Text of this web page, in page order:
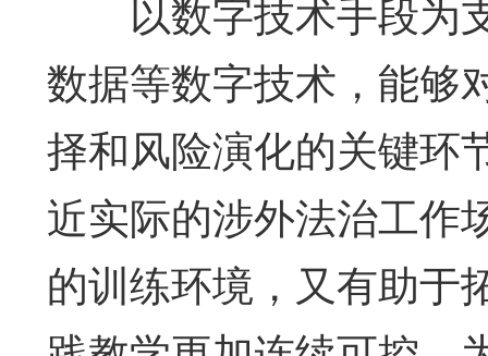
以数字技术手段为
数据等数字技术，能够
择和风险演化的关键环
近实际的涉外法治工作
的训练环境，又有助于